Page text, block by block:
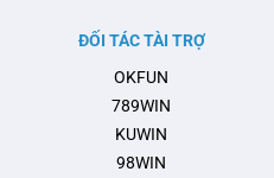
ĐỐI TÁC TÀI TRỢ
OKFUN
789WIN
KUWIN
98WIN